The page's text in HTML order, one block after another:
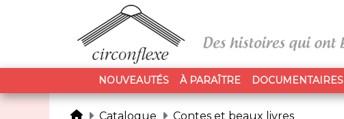
NOUVEAUTÉS À PARAÎTRE DOCUMENTAIRES
Catalogue Contes et beaux livres